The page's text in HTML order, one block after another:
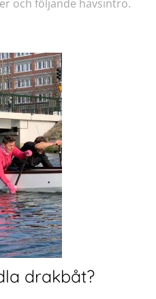
och följande havsintro.
drakbåt?